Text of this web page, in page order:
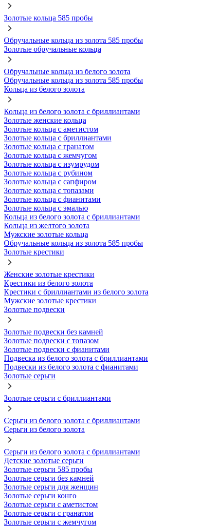
Золотые кольца 585 пробы
Обручальные кольца из золота 585 пробы
Золотые обручальные кольца
Обручальные кольца из белого золота
Обручальные кольца из золота 585 пробы
Кольца из белого золота
Кольца из белого золота с бриллиантами
Золотые женские кольца
Золотые кольца с аметистом
Золотые кольца с бриллиантами
Золотые кольца с гранатом
Золотые кольца с жемчугом
Золотые кольца с изумрудом
Золотые кольца с рубином
Золотые кольца с сапфиром
Золотые кольца с топазами
Золотые кольца с фианитами
Золотые кольца с эмалью
Кольца из белого золота с бриллиантами
Кольца из желтого золота
Мужские золотые кольца
Обручальные кольца из золота 585 пробы
Золотые крестики
Женские золотые крестики
Крестики из белого золота
Крестики с бриллиантами из белого золота
Мужские золотые крестики
Золотые подвески
Золотые подвески без камней
Золотые подвески с топазом
Золотые подвески с фианитами
Подвеска из белого золота с бриллиантами
Подвески из белого золота с фианитами
Золотые серьги
Золотые серьги с бриллиантами
Серьги из белого золота с бриллиантами
Серьги из белого золота
Серьги из белого золота с бриллиантами
Детские золотые серьги
Золотые серьги 585 пробы
Золотые серьги без камней
Золотые серьги для женщин
Золотые серьги конго
Золотые серьги с аметистом
Золотые серьги с гранатом
Золотые серьги с жемчугом